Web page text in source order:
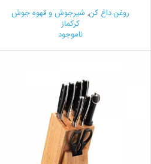
روغن داغ کن, شیرجوش و قهوه جوش
کرکماز
ناموجود